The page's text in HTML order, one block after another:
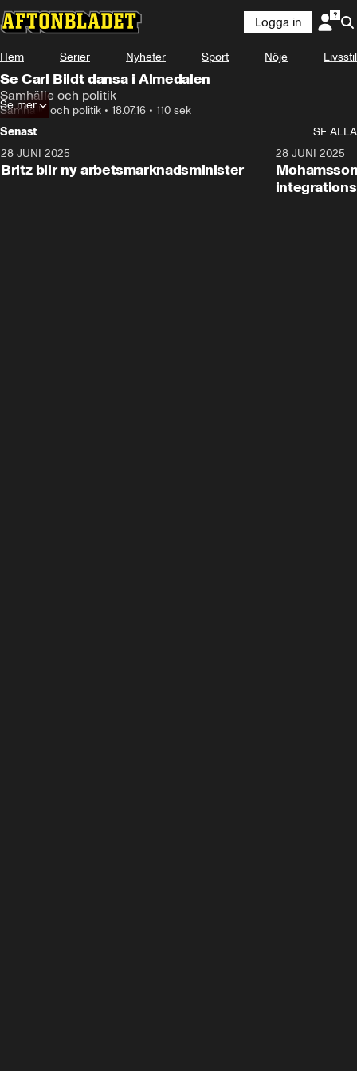
Logga in
Hem Serier Nyheter Sport Nöje Livsstil
Se Carl Bildt dansa i Almedalen
Samhälle och politik
Samhälle och politik • 18.07.16 • 110 sek
Se mer
Senast
SE ALLA
28 JUNI 2025
Britz blir ny arbetsmarknadsminister
28 JUNI 2025